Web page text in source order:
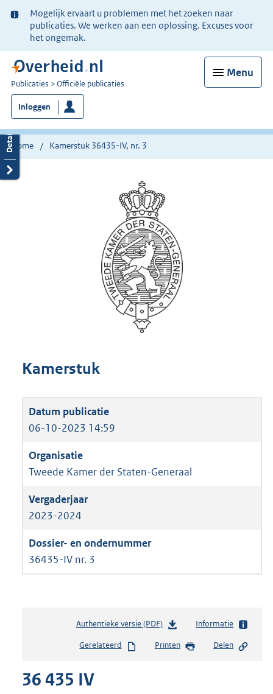
Ter
informatie:
Mogelijk ervaart u problemen met het zoeken naar
publicaties. We werken aan een oplossing. Excuses voor
het ongemak.
Menu
U
bent
nu
hier:
Publicaties Officiële publicaties
Inloggen
Home Kamerstuk 36435-IV, nr. 3
Kamerstuk
06-10-2023 14:59
Tweede Kamer der Staten-Generaal
2023-2024
36435-IV nr. 3
Authentieke versie (PDF)b
s
Informatie
Gerelateerd Printen Delen
36 435 IV